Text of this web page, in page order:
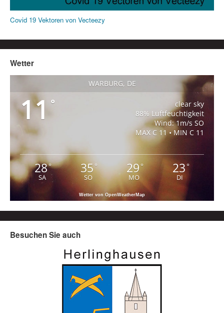
Covid 19 Vektoren von Vecteezy
Wetter
WARBURG, DE
11°
clear sky
88% Luftfeuchtigkeit
Wind: 1m/s SO
MAX C 11 • MIN C 11
28°
SA
35°
SO
29°
MO
23°
DI
Wetter von OpenWeatherMap
Besuchen Sie auch